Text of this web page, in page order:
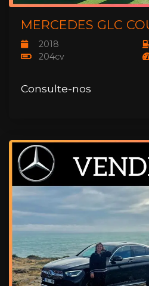
MERCEDES GLC
2018
204cv
Consulte-nos